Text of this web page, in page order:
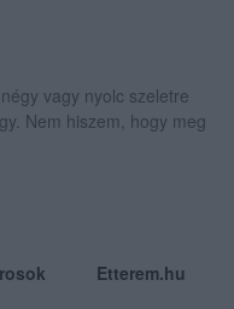
vagy nyolc szeletre
Nem hiszem, hogy meg
Etterem.hu